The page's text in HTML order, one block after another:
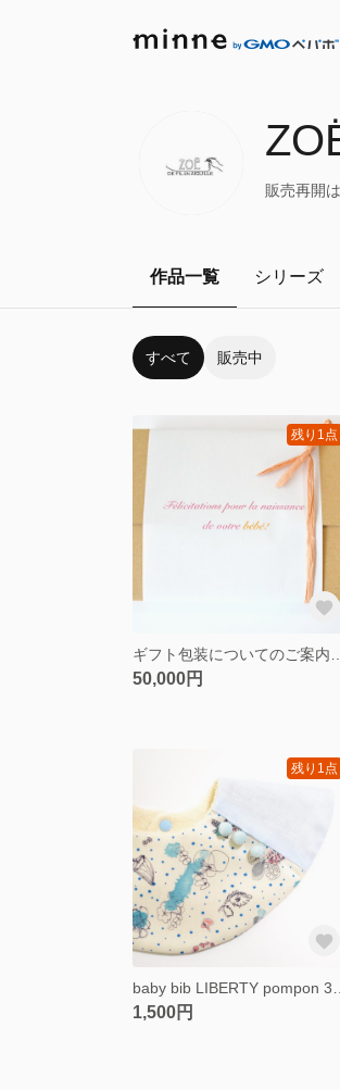
販売再開
作品一覧 シリーズ
すべて 販売中
残り1点
50,000円
残り1点
1,500円